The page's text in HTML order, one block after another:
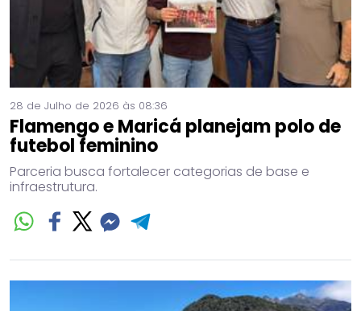
28 de Julho de 2026 às 08:36
Flamengo e Maricá planejam polo de
futebol feminino
Parceria busca fortalecer categorias de base e
infraestrutura.